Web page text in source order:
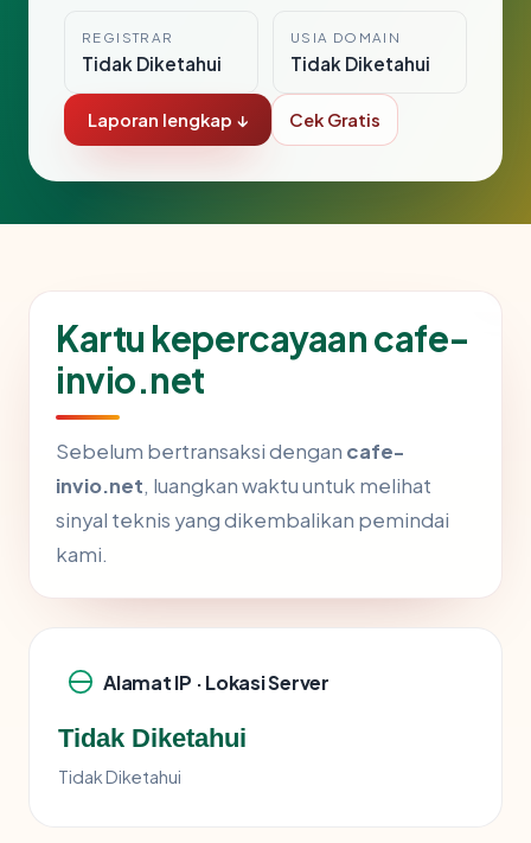
REGISTRAR
Tidak Diketahui
USIA DOMAIN
Tidak Diketahui
Laporan lengkap ↓ Cek Gratis
Kartu kepercayaan cafe-
invio.net
Sebelum bertransaksi dengan cafe-
invio.net, luangkan waktu untuk melihat
sinyal teknis yang dikembalikan pemindai
kami.
Alamat IP · Lokasi Server
Tidak Diketahui
Tidak Diketahui